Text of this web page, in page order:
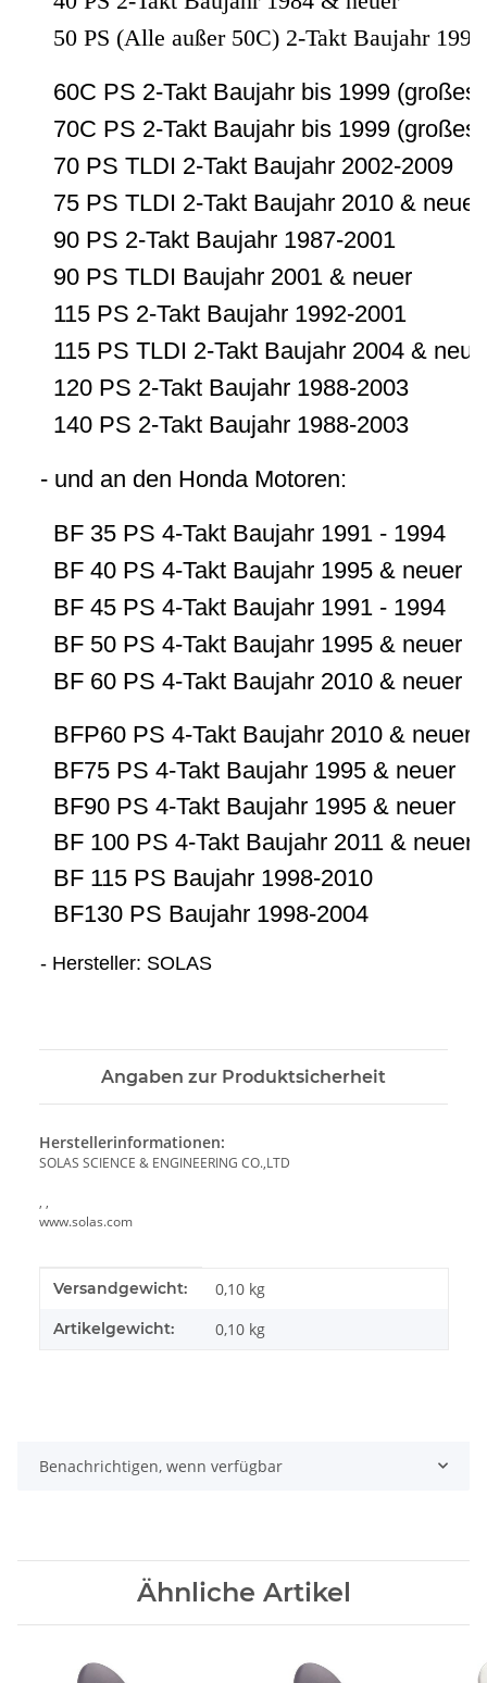
50 PS (Alle außer 50C) 2-Takt Baujahr
60C PS 2-Takt Baujahr bis 1999 (großes
70C PS 2-Takt Baujahr bis 1999 (großes
70 PS TLDI 2-Takt Baujahr 2002-2009
75 PS TLDI 2-Takt Baujahr 2010 & neuer
90 PS 2-Takt Baujahr 1987-2001
90 PS TLDI Baujahr 2001 & neuer
115 PS 2-Takt Baujahr 1992-2001
115 PS TLDI 2-Takt Baujahr 2004 &
120 PS 2-Takt Baujahr 1988-2003
140 PS 2-Takt Baujahr 1988-2003
- und an den Honda Motoren:
BF 35 PS 4-Takt Baujahr 1991 - 1994
BF 40 PS 4-Takt Baujahr 1995 & neuer
BF 45 PS 4-Takt Baujahr 1991 - 1994
BF 50 PS 4-Takt Baujahr 1995 & neuer
BF 60 PS 4-Takt Baujahr 2010 & neuer
BFP60 PS 4-Takt Baujahr 2010 & neuer
BF75 PS 4-Takt Baujahr 1995 & neuer
BF90 PS 4-Takt Baujahr 1995 & neuer
BF 100 PS 4-Takt Baujahr 2011 & neuer
BF 115 PS Baujahr 1998-2010
BF130 PS Baujahr 1998-2004
- Hersteller: SOLAS
Angaben zur Produktsicherheit
Herstellerinformationen:
SOLAS SCIENCE & ENGINEERING CO.,LTD
, ,
www.solas.com
Produkteigenschaft
Wert
Versandgewicht: 0,10 kg
Artikelgewicht: 0,10 kg
Benachrichtigen, wenn verfügbar
Ähnliche Artikel